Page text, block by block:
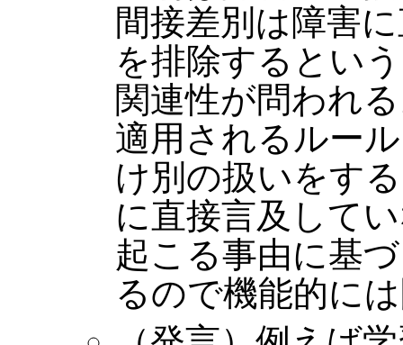
間接差別は障害
を排除するとい
関連性が問われ
適用されるルー
け別の扱いをす
に直接言及して
起こる事由に基
るので機能的に